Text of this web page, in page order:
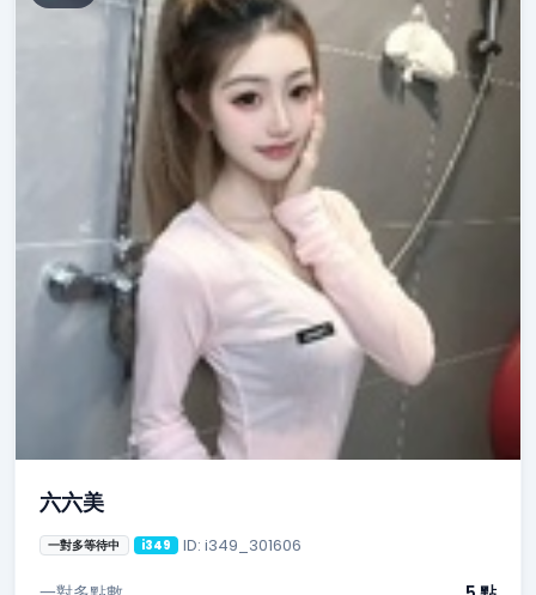
六六美
一對多等待中 i349 ID: i349_301606